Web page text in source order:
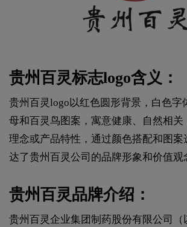
贵州百灵标志logo含义：
贵州百灵logo以红色圆形背景，白色字
母和百灵鸟图案，寓意健康、自然相关
理念或产品特性，通过颜色搭配和图案
达了贵州百灵公司的品牌形象和价值观
贵州百灵品牌介绍：
贵州百灵企业集团制药股份有限公司（